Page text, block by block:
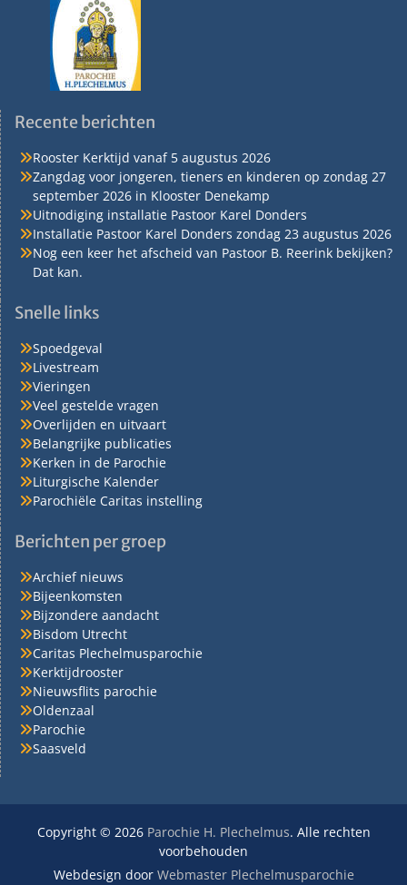
Recente berichten
Rooster Kerktijd vanaf 5 augustus 2026
Zangdag voor jongeren, tieners en kinderen op zondag 27
september 2026 in Klooster Denekamp
Uitnodiging installatie Pastoor Karel Donders
Installatie Pastoor Karel Donders zondag 23 augustus 2026
Nog een keer het afscheid van Pastoor B. Reerink bekijken?
Dat kan.
Snelle links
Spoedgeval
Livestream
Vieringen
Veel gestelde vragen
Overlijden en uitvaart
Belangrijke publicaties
Kerken in de Parochie
Liturgische Kalender
Parochiële Caritas instelling
Berichten per groep
Archief nieuws
Bijeenkomsten
Bijzondere aandacht
Bisdom Utrecht
Caritas Plechelmusparochie
Kerktijdrooster
Nieuwsflits parochie
Oldenzaal
Parochie
Saasveld
Copyright © 2026 Parochie H. Plechelmus. Alle rechten
voorbehouden
Webdesign door Webmaster Plechelmusparochie